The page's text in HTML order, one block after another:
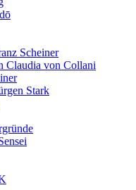
Scheiner
Claudia von Collani
Stark